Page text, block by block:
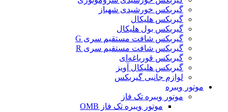
گیربکس خورشیدی شهباز
گیربکس هلیکال
گیربکس بول هلیکال
گیربکس شافت مستقیم سری G
گیربکس شافت مستقیم سری R
گیربکس قورباغه‌ای
گیربکس هلیکال آویز
لوازم جانبی گیربکس
موتور ویبره
موتور ویبره تک فاز
موتور ویبره تک فاز OMB